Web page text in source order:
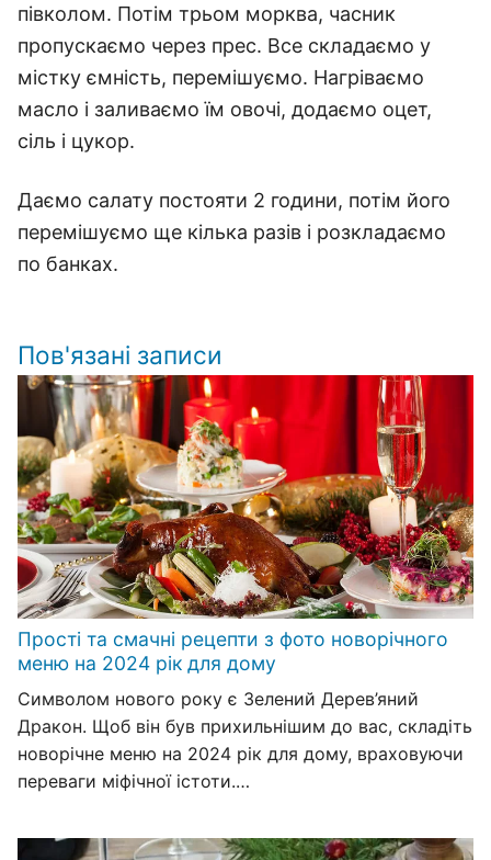
півколом. Потім трьом морква, часник
пропускаємо через прес. Все складаємо у
містку ємність, перемішуємо. Нагріваємо
масло і заливаємо їм овочі, додаємо оцет,
сіль і цукор.
Даємо салату постояти 2 години, потім його
перемішуємо ще кілька разів і розкладаємо
по банках.
Пов'язані записи
Прості та смачні рецепти з фото новорічного
меню на 2024 рік для дому
Символом нового року є Зелений Дерев’яний
Дракон. Щоб він був прихильнішим до вас, складіть
новорічне меню на 2024 рік для дому, враховуючи
переваги міфічної істоти.…